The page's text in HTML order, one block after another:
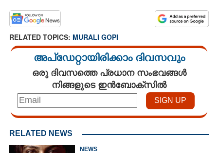
RELATED TOPICS: MURALI GOPI
അപ്ഡേറ്റായിരിക്കാം ദിവസവും
ഒരു ദിവസത്തെ പ്രധാന സംഭവങ്ങൾ
നിങ്ങളുടെ ഇൻബോക്സിൽ
RELATED NEWS
NEWS